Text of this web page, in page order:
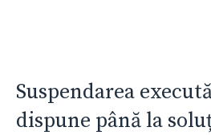
Suspendarea
dispune până la